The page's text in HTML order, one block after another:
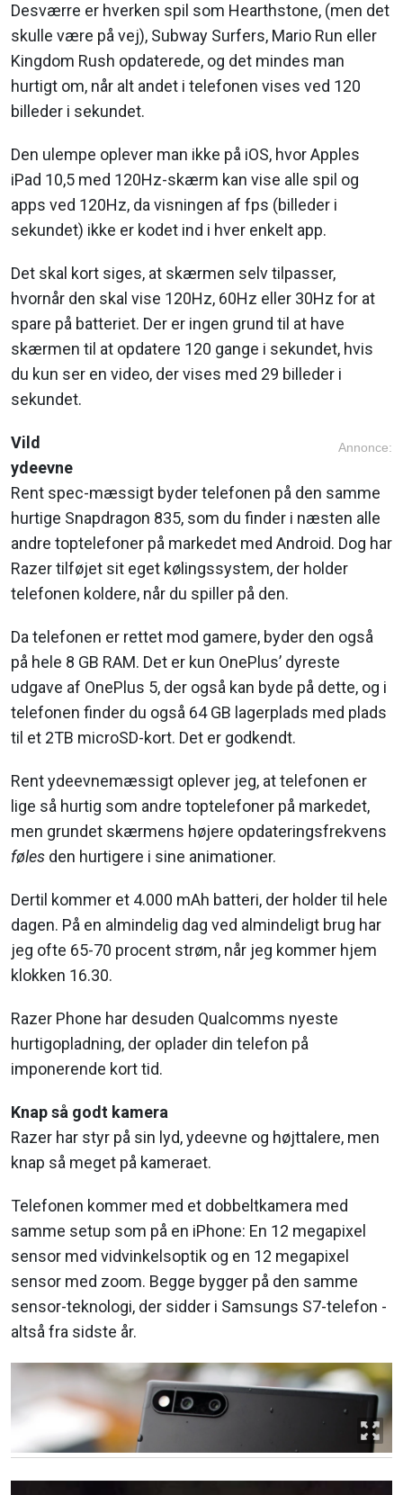
Desværre er hverken spil som Hearthstone, (men det
skulle være på vej), Subway Surfers, Mario Run eller
Kingdom Rush opdaterede, og det mindes man
hurtigt om, når alt andet i telefonen vises ved 120
billeder i sekundet.
Den ulempe oplever man ikke på iOS, hvor Apples
iPad 10,5 med 120Hz-skærm kan vise alle spil og
apps ved 120Hz, da visningen af fps (billeder i
sekundet) ikke er kodet ind i hver enkelt app.
Det skal kort siges, at skærmen selv tilpasser,
hvornår den skal vise 120Hz, 60Hz eller 30Hz for at
spare på batteriet. Der er ingen grund til at have
skærmen til at opdatere 120 gange i sekundet, hvis
du kun ser en video, der vises med 29 billeder i
sekundet.
Annonce:
Vild
ydeevne
Rent spec-mæssigt byder telefonen på den samme
hurtige Snapdragon 835, som du finder i næsten alle
andre toptelefoner på markedet med Android. Dog har
Razer tilføjet sit eget kølingssystem, der holder
telefonen koldere, når du spiller på den.
Da telefonen er rettet mod gamere, byder den også
på hele 8 GB RAM. Det er kun OnePlus’ dyreste
udgave af OnePlus 5, der også kan byde på dette, og i
telefonen finder du også 64 GB lagerplads med plads
til et 2TB microSD-kort. Det er godkendt.
Rent ydeevnemæssigt oplever jeg, at telefonen er
lige så hurtig som andre toptelefoner på markedet,
men grundet skærmens højere opdateringsfrekvens
føles den hurtigere i sine animationer.
Dertil kommer et 4.000 mAh batteri, der holder til hele
dagen. På en almindelig dag ved almindeligt brug har
jeg ofte 65-70 procent strøm, når jeg kommer hjem
klokken 16.30.
Razer Phone har desuden Qualcomms nyeste
hurtigopladning, der oplader din telefon på
imponerende kort tid.
Knap så godt kamera
Razer har styr på sin lyd, ydeevne og højttalere, men
knap så meget på kameraet.
Telefonen kommer med et dobbeltkamera med
samme setup som på en iPhone: En 12 megapixel
sensor med vidvinkelsoptik og en 12 megapixel
sensor med zoom. Begge bygger på den samme
sensor-teknologi, der sidder i Samsungs S7-telefon -
altså fra sidste år.